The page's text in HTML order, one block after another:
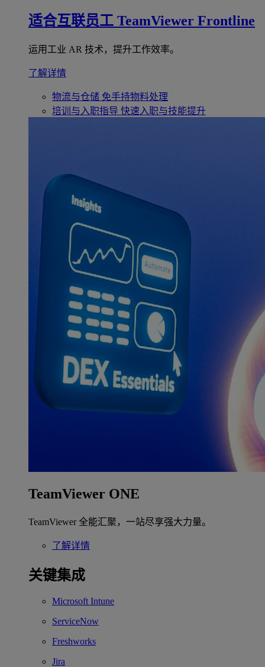
适合互联员工 TeamViewer Frontline
运用工业 AR 技术，提升工作效率。
了解详情
物流与仓储 免手持物料处理
培训与入职指导 快速入职与技能提升
TeamViewer ONE
TeamViewer 全能汇聚，一站尽享强大力量。
了解详情
关键集成
Microsoft Intune
ServiceNow
Freshworks
Jira